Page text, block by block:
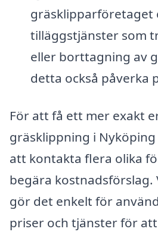
gräsklipparföretaget
tilläggstjänster som
eller borttagning av
detta också påverka
För att få ett mer exakt
gräsklippning i
att kontakta flera olika
begära
gör det enkelt för
priser och tjänster för